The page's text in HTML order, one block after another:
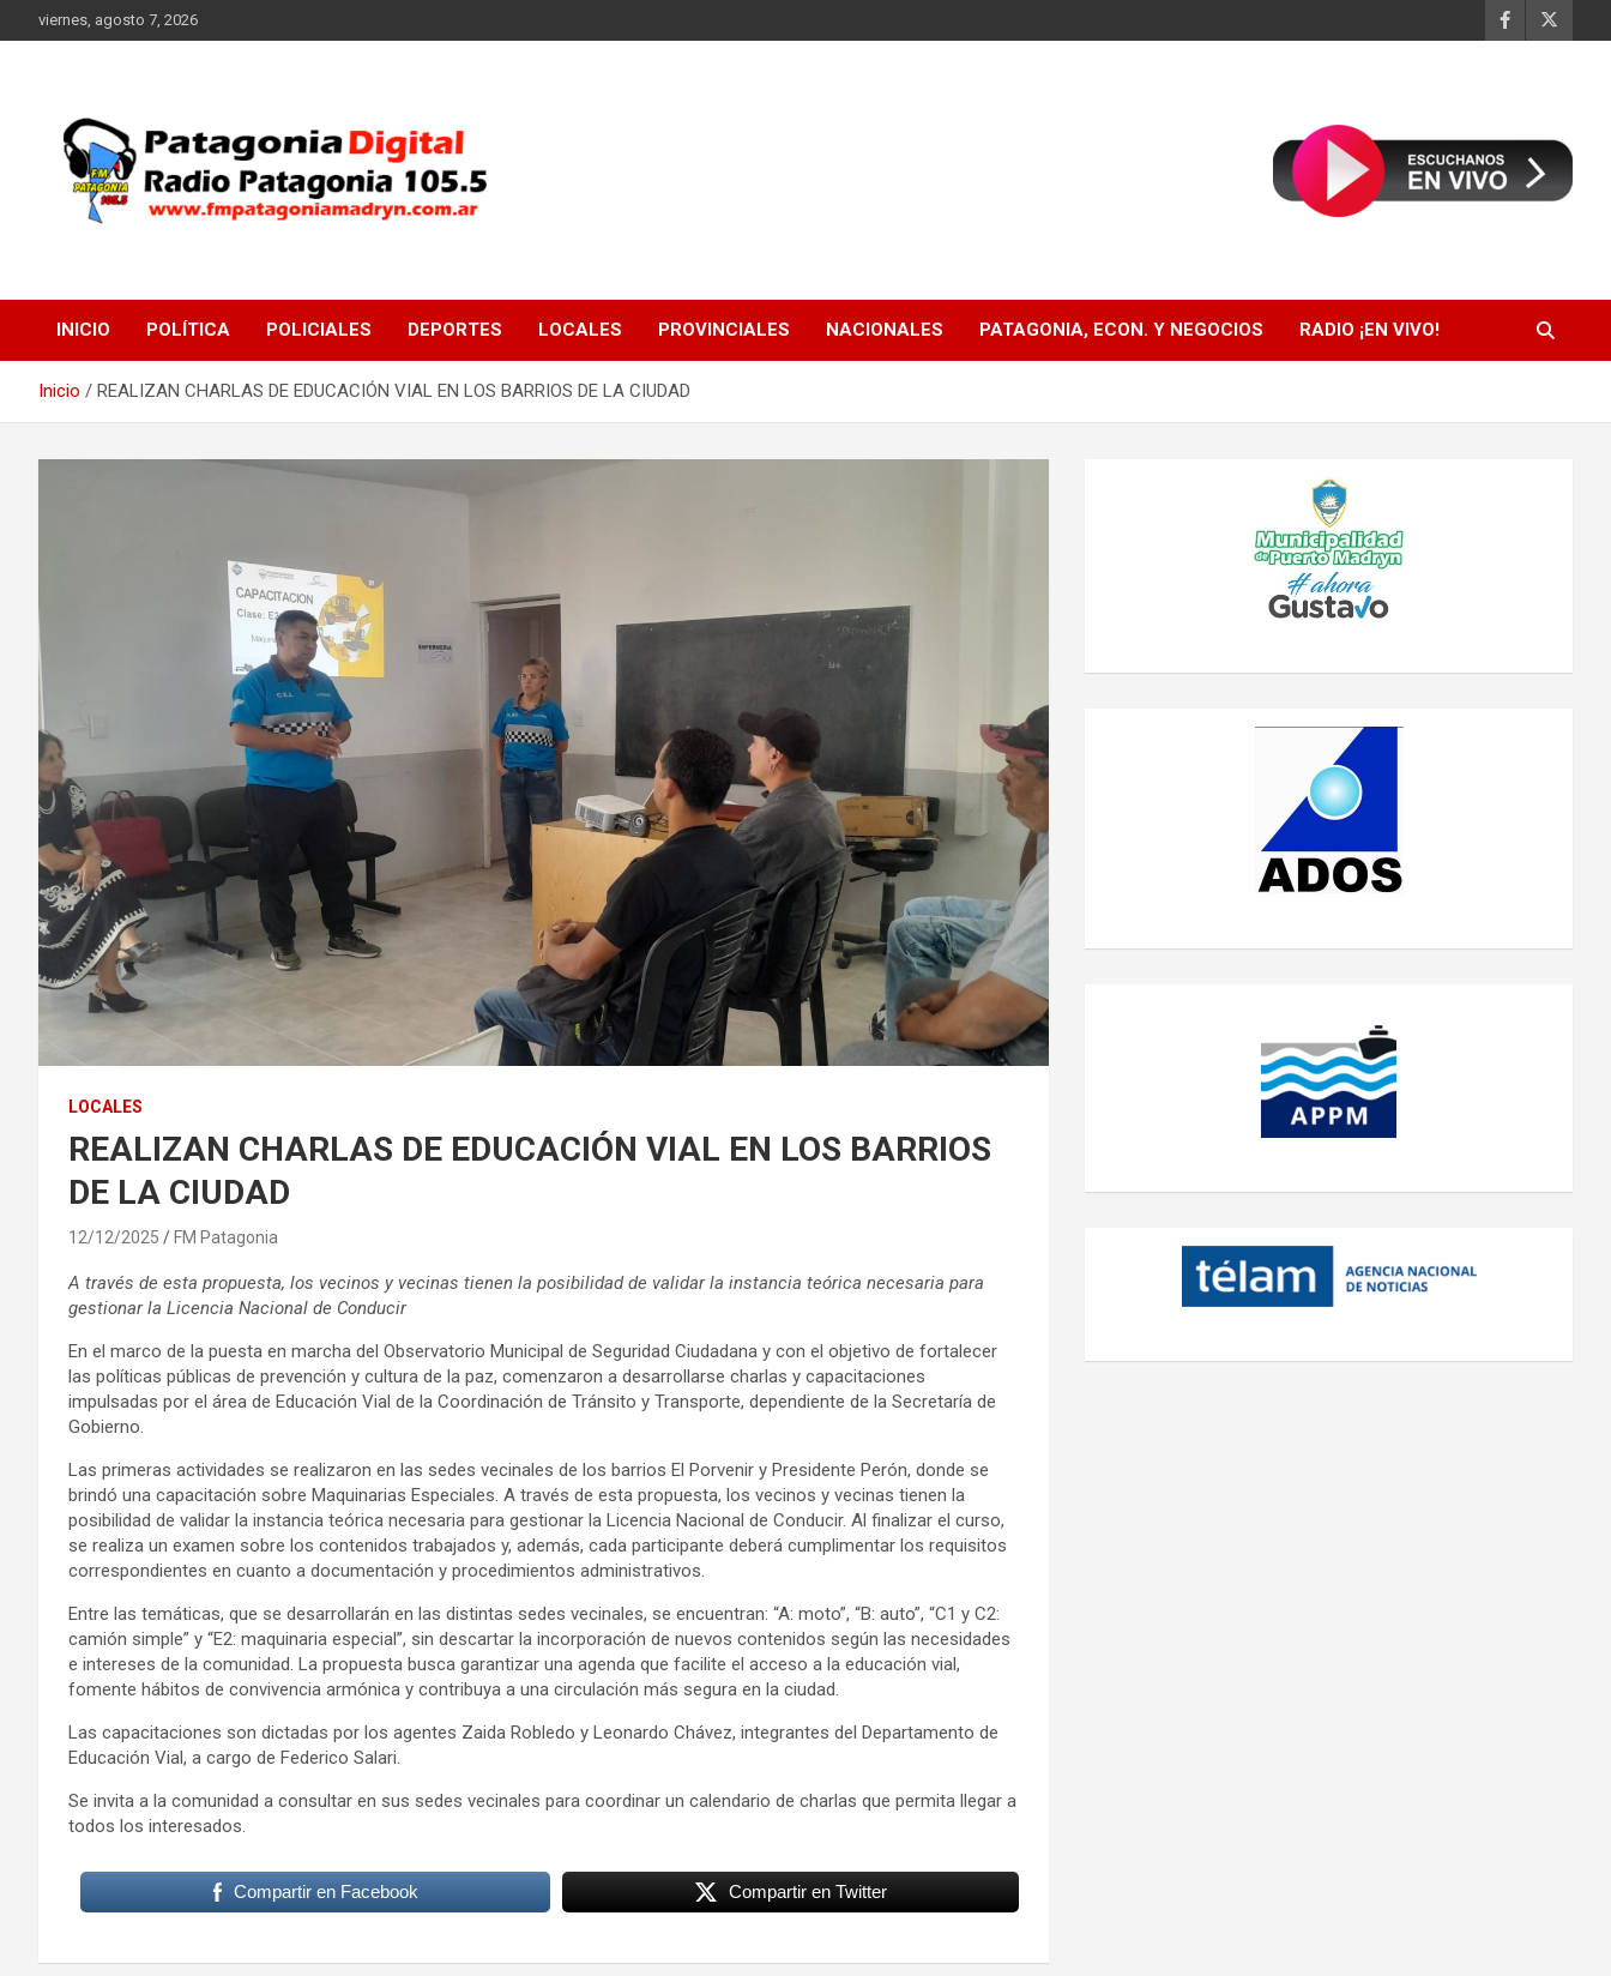
al
viernes, agosto 7, 2026
FM Patagonia Madryn
INICIO POLÍTICA POLICIALES DEPORTES LOCALES PROVINCIALES NACIONALES PATAGONIA, ECON. Y NEGOCIOS RADIO ¡EN VIVO!
Inicio REALIZAN CHARLAS DE EDUCACIÓN VIAL EN LOS BARRIOS DE LA CIUDAD
LOCALES
REALIZAN CHARLAS DE EDUCACIÓN VIAL EN LOS BARRIOS
DE LA CIUDAD
12/12/2025 FM Patagonia
A través de esta propuesta, los vecinos y vecinas tienen la posibilidad de validar la instancia teórica necesaria para
gestionar la Licencia Nacional de Conducir
En el marco de la puesta en marcha del Observatorio Municipal de Seguridad Ciudadana y con el objetivo de fortalecer
las políticas públicas de prevención y cultura de la paz, comenzaron a desarrollarse charlas y capacitaciones
impulsadas por el área de Educación Vial de la Coordinación de Tránsito y Transporte, dependiente de la Secretaría de
Gobierno.
Las primeras actividades se realizaron en las sedes vecinales de los barrios El Porvenir y Presidente Perón, donde se
brindó una capacitación sobre Maquinarias Especiales. A través de esta propuesta, los vecinos y vecinas tienen la
posibilidad de validar la instancia teórica necesaria para gestionar la Licencia Nacional de Conducir. Al finalizar el curso,
se realiza un examen sobre los contenidos trabajados y, además, cada participante deberá cumplimentar los requisitos
correspondientes en cuanto a documentación y procedimientos administrativos.
Entre las temáticas, que se desarrollarán en las distintas sedes vecinales, se encuentran: “A: moto”, “B: auto”, “C1 y C2:
camión simple” y “E2: maquinaria especial”, sin descartar la incorporación de nuevos contenidos según las necesidades
e intereses de la comunidad. La propuesta busca garantizar una agenda que facilite el acceso a la educación vial,
fomente hábitos de convivencia armónica y contribuya a una circulación más segura en la ciudad.
Las capacitaciones son dictadas por los agentes Zaida Robledo y Leonardo Chávez, integrantes del Departamento de
Educación Vial, a cargo de Federico Salari.
Se invita a la comunidad a consultar en sus sedes vecinales para coordinar un calendario de charlas que permita llegar a
todos los interesados.
Compartir en Facebook Compartir en Twitter